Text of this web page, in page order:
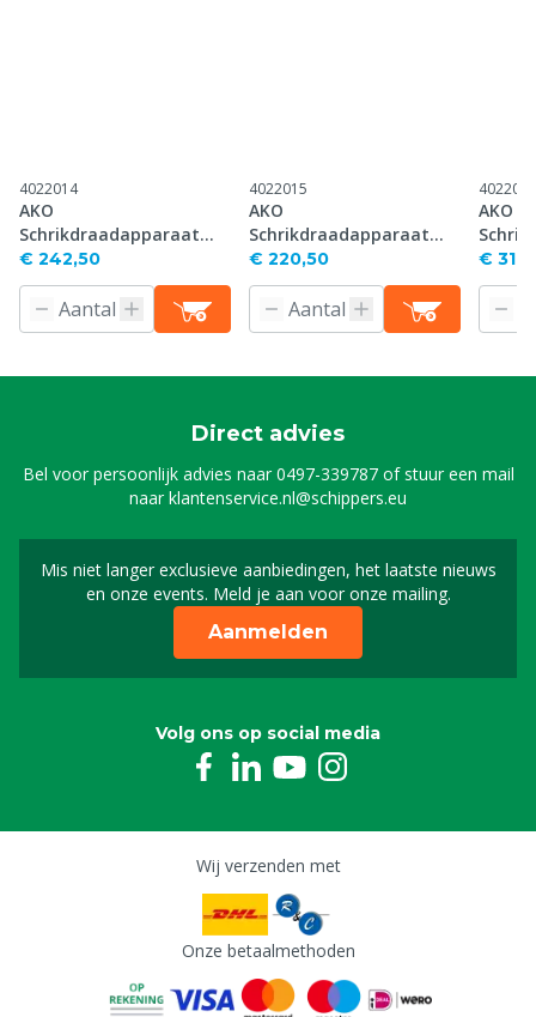
4022014
AKO
Schrikdraadapparaat
Mobil Power AN6000 (5 J),
12 V
€ 242,50
4022015
AKO
Schrikdraadapparaat
Savanne 3000 (3 J), 12 V
€ 220,50
4022022
AKO
BD400
€
Direct advies
Bel voor persoonlijk advies naar0497-339787of stuur een mail
naarklantenservice.nl@schippers.eu
Mis niet langer exclusieve aanbiedingen, het laatste nieuws
en onze events. Meld je aan voor onze mailing.
Schrijf je in voor onze
Aanmelden
Volg ons op social media
Wij verzenden met
Onze betaalmethoden